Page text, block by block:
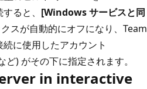
ると、 [Windows サービスと同
スが自動的にオフになり、Team
に使用したアカウント
) がその下に指定されます。
in interactive